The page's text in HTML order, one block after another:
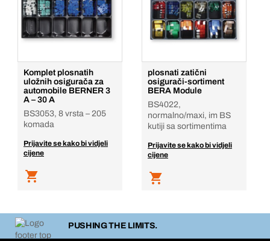
Komplet plosnatih
uložnih osigurača za
automobile BERNER 3
A – 30 A
BS3053, 8 vrsta – 205
komada
Prijavite se kako bi vidjeli
cijene
plosnati zatični
osigurači-sortiment
BERA Module
BS4022,
normalno/maxi, im BS
kutiji sa sortimentima
Prijavite se kako bi vidjeli
cijene
PUSHING THE LIMITS.